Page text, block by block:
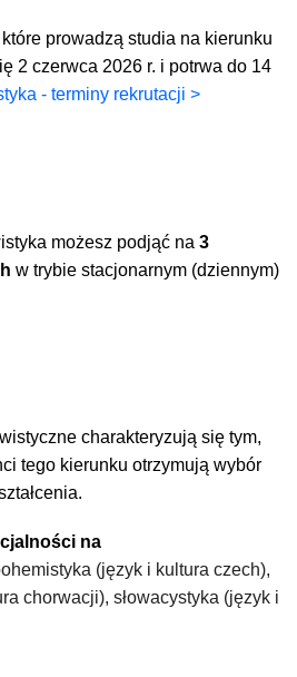
prowadzą studia na kierunku
2 czerwca 2026 r. i potrwa do 14
- terminy rekrutacji >
możesz podjąć na3
w trybie stacjonarnym (dziennym)
charakteryzują się tym,
tego kierunku otrzymują wybór
na
(język i kultura czech),
chorwacji), słowacystyka (język i